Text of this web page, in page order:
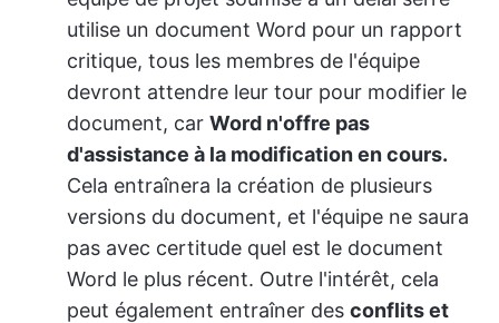
utilise un document Word pour un rapport
critique, tous les membres de l'équipe
devront attendre leur tour pour modifier le
document, car Word n'offre pas
d'assistance à la modification en cours.
Cela entraînera la création de plusieurs
versions du document, et l'équipe ne saura
pas avec certitude quel est le document
Word le plus récent. Outre l'intérêt, cela
peut également entraîner des conflits et